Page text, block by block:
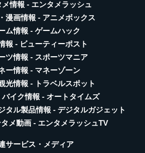
メ情報 - エンタメラッシュ
漫画情報 - アニメボックス
ム情報 - ゲームハック
報 - ビューティーポスト
ツ情報 - スポーツマニア
ー情報 - マネーゾーン
光情報 - トラベルスポット
バイク情報 - オートタイムズ
タル製品情報 - デジタルガジェット
メ動画 - エンタメラッシュTV
サービス・メディア